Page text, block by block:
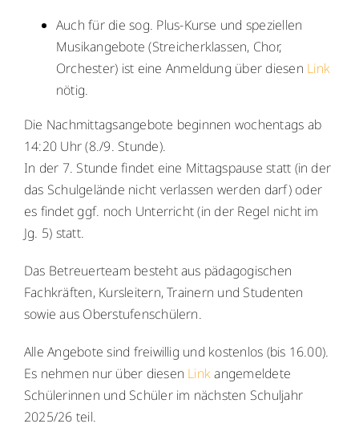
Auch für die sog. Plus-Kurse und speziellen
Musikangebote (Streicherklassen, Chor,
Orchester) ist eine Anmeldung über diesen Link
nötig.
Die Nachmittagsangebote beginnen wochentags ab
14:20 Uhr (8./9. Stunde).
In der 7. Stunde findet eine Mittagspause statt (in der
das Schulgelände nicht verlassen werden darf) oder
es findet ggf. noch Unterricht (in der Regel nicht im
Jg. 5) statt.
Das Betreuerteam besteht aus pädagogischen
Fachkräften, Kursleitern, Trainern und Studenten
sowie aus Oberstufenschülern.
Alle Angebote sind freiwillig und kostenlos (bis 16.00).
Es nehmen nur über diesen Linkangemeldete
Schülerinnen und Schüler im nächsten Schuljahr
2025/26 teil.